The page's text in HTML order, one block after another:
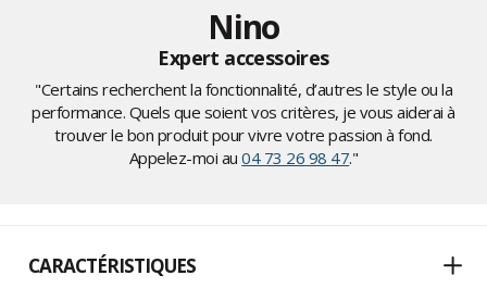
Nino
Expert accessoires
"Certains recherchent la fonctionnalité, d’autres le style ou la
performance. Quels que soient vos critères, je vous aiderai à
trouver le bon produit pour vivre votre passion à fond.
Appelez-moi au04 73 26 98 47."
CARACTÉRISTIQUES